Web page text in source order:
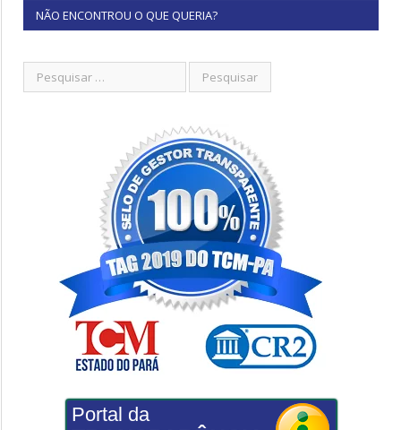
NÃO ENCONTROU O QUE QUERIA?
Portal da